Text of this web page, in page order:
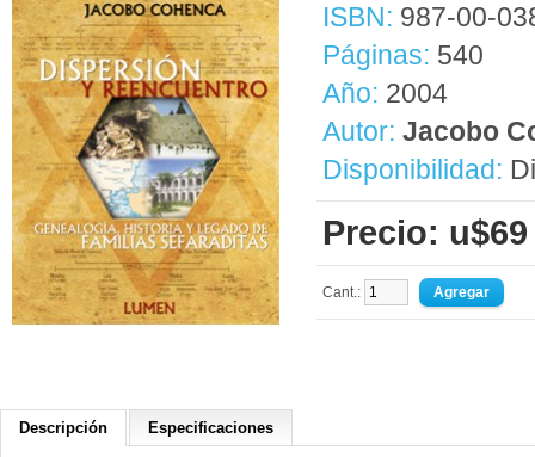
ISBN: 987-00-
Páginas: 540
Año: 2004
Autor: Jacobo
Disponibilidad:
Precio: u$69
Cant.:
Descripción Especificaciones